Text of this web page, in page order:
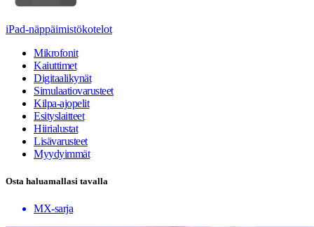
iPad-näppäimistökotelot
Mikrofonit
Kaiuttimet
Digitaalikynät
Simulaatiovarusteet
Kilpa-ajopelit
Esityslaitteet
Hiirialustat
Lisävarusteet
Myydyimmät
Osta haluamallasi tavalla
MX-sarja